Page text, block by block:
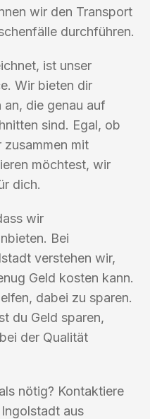
wir den Transport
durchführen.
ist unser
Wir bieten dir
die genau auf
sind. Egal, ob
zusammen mit
möchtest, wir
dich.
wir
Bei
verstehen wir,
Geld kosten kann.
dabei zu sparen.
du Geld sparen,
der Qualität
nötig? Kontaktiere
aus